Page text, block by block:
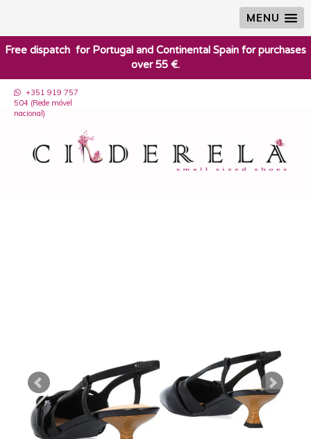
MENU
​Free dispatch for Portugal and Continental Spain for purchases
over 55 €.
+351 919 757
504 (Rede móvel
nacional)